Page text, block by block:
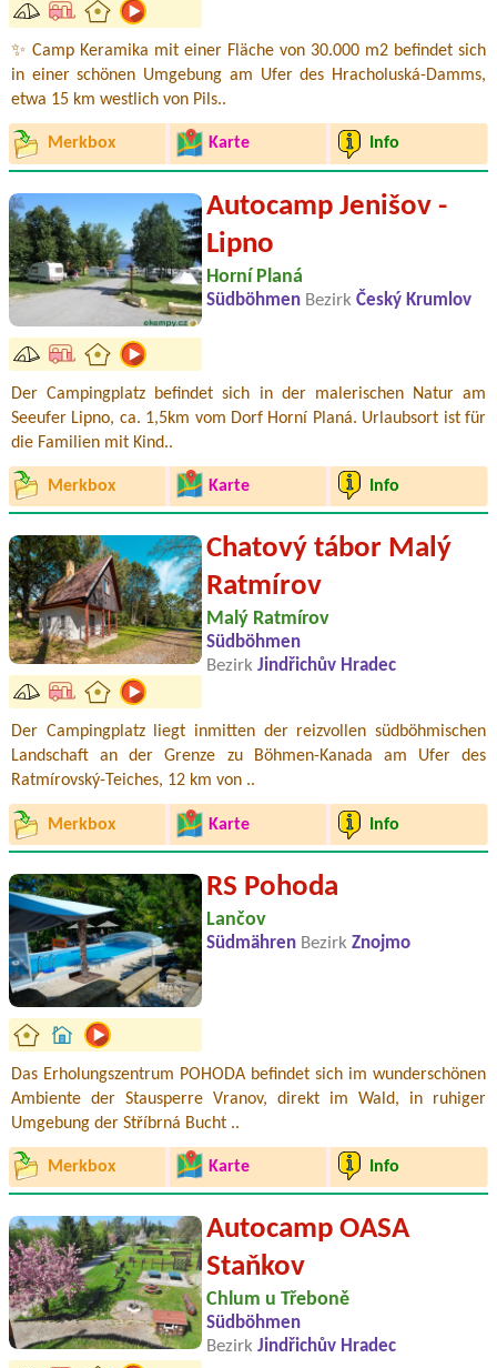
✨ Camp Keramika mit einer Fläche von 30.000 m2 befindet sich
in einer schönen Umgebung am Ufer des Hracholuská-Damms,
etwa 15 km westlich von Pils..
Merkbox Karte Info
Autocamp Jenišov -
Lipno
Horní Planá
Südböhmen Bezirk Český Krumlov
Der Campingplatz befindet sich in der malerischen Natur am
Seeufer Lipno, ca. 1,5km vom Dorf Horní Planá. Urlaubsort ist für
die Familien mit Kind..
Merkbox Karte Info
Chatový tábor Malý
Ratmírov
Malý Ratmírov
Südböhmen
Bezirk Jindřichův Hradec
Der Campingplatz liegt inmitten der reizvollen südböhmischen
Landschaft an der Grenze zu Böhmen-Kanada am Ufer des
Ratmírovský-Teiches, 12 km von ..
Merkbox Karte Info
RS Pohoda
Lančov
Südmähren Bezirk Znojmo
Das Erholungszentrum POHODA befindet sich im wunderschönen
Ambiente der Stausperre Vranov, direkt im Wald, in ruhiger
Umgebung der Stříbrná Bucht ..
Merkbox Karte Info
Autocamp OASA
Staňkov
Chlum u Třeboně
Südböhmen
Bezirk Jindřichův Hradec